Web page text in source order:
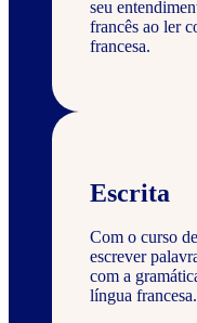
seu
francês ao ler
francesa.
Escrita
Com o curso
escrever
com a
língua francesa.